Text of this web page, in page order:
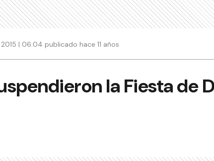
| 06:04 publicado hace 11 años
la Fiesta de